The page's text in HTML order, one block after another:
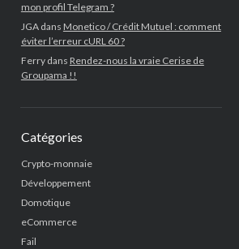
mon profil Telegram ?
JGAdans Monetico / Crédit Mutuel : comment
éviter l’erreur cURL 60 ?
Ferrydans Rendez-nous la vraie Cerise de
Groupama !!
Catégories
Crypto-monnaie
Développement
Domotique
eCommerce
Fail